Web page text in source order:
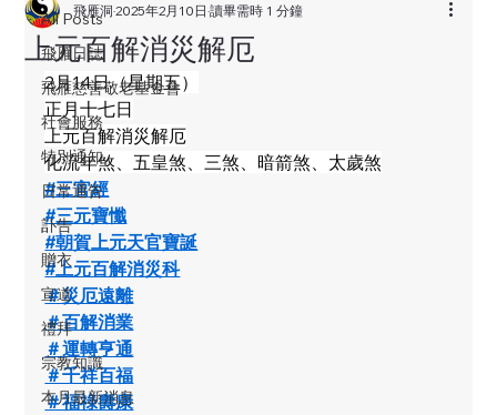
All Posts
飛雁日誌
飛雁慈善敬老基金會
社會服務
特別通知
日常通告
訃告
贈衣
宣道
禮拜
宗教知識
本月最新消息
上元百解消災解厄
飛雁洞2025年2月10日讀畢需時 1 分鐘
2月14日（星期五）
正月十七日
上元百解消災解厄
化流年煞、五皇煞、三煞、暗箭煞、太歲煞
#三官經
#三元寶懺
#朝賀上元天官寶誕
#上元百解消災科
＃災厄遠離
＃百解消業
＃運轉亨通
＃千祥百福
＃福祿壽康